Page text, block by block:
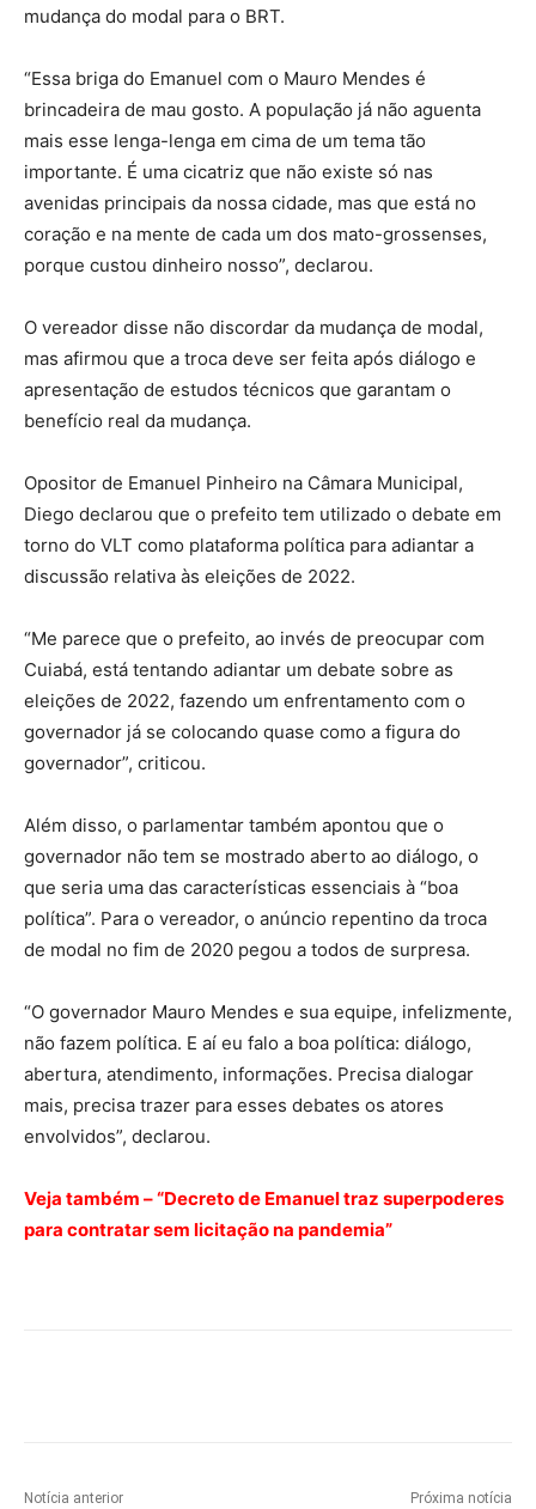
mudança do modal para o BRT.
“Essa briga do Emanuel com o Mauro Mendes é
brincadeira de mau gosto. A população já não aguenta
mais esse lenga-lenga em cima de um tema tão
importante. É uma cicatriz que não existe só nas
avenidas principais da nossa cidade, mas que está no
coração e na mente de cada um dos mato-grossenses,
porque custou dinheiro nosso”, declarou.
O vereador disse não discordar da mudança de modal,
mas afirmou que a troca deve ser feita após diálogo e
apresentação de estudos técnicos que garantam o
benefício real da mudança.
Opositor de Emanuel Pinheiro na Câmara Municipal,
Diego declarou que o prefeito tem utilizado o debate em
torno do VLT como plataforma política para adiantar a
discussão relativa às eleições de 2022.
“Me parece que o prefeito, ao invés de preocupar com
Cuiabá, está tentando adiantar um debate sobre as
eleições de 2022, fazendo um enfrentamento com o
governador já se colocando quase como a figura do
governador”, criticou.
Além disso, o parlamentar também apontou que o
governador não tem se mostrado aberto ao diálogo, o
que seria uma das características essenciais à “boa
política”. Para o vereador, o anúncio repentino da troca
de modal no fim de 2020 pegou a todos de surpresa.
“O governador Mauro Mendes e sua equipe, infelizmente,
não fazem política. E aí eu falo a boa política: diálogo,
abertura, atendimento, informações. Precisa dialogar
mais, precisa trazer para esses debates os atores
envolvidos”, declarou.
Veja também – “Decreto de Emanuel traz superpoderes
para contratar sem licitação na pandemia”
Notícia anterior Próxima notícia